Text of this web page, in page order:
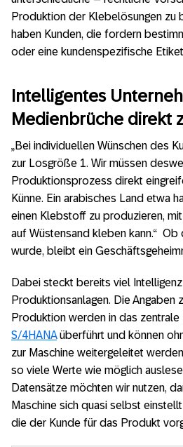
Produktion der Klebelösungen zu
haben Kunden, die fordern
oder eine kundenspezifische
Intelligentes
Medienbrüche direkt
„Bei individuellen Wünschen des
zur Losgröße 1. Wir müssen
Produktionsprozess direkt
Künne. Ein arabisches Land etwa
einen Klebstoff zu produzieren,
auf Wüstensand kleben kann.“ Ob
wurde, bleibt ein
Dabei steckt bereits viel
Produktionsanlagen. Die Angaben
Produktion werden in das zentrale
S/4HANAüberführt und können
zur Maschine weitergeleitet
so viele Werte wie möglich
Datensätze möchten wir nutzen,
Maschine sich quasi selbst
die der Kunde für das Produkt